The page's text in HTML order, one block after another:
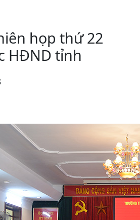
họp thứ 22
HĐND tỉnh